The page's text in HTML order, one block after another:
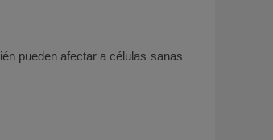
pueden afectar a células sanas